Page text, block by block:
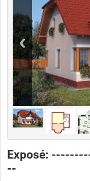
Exposé:
--